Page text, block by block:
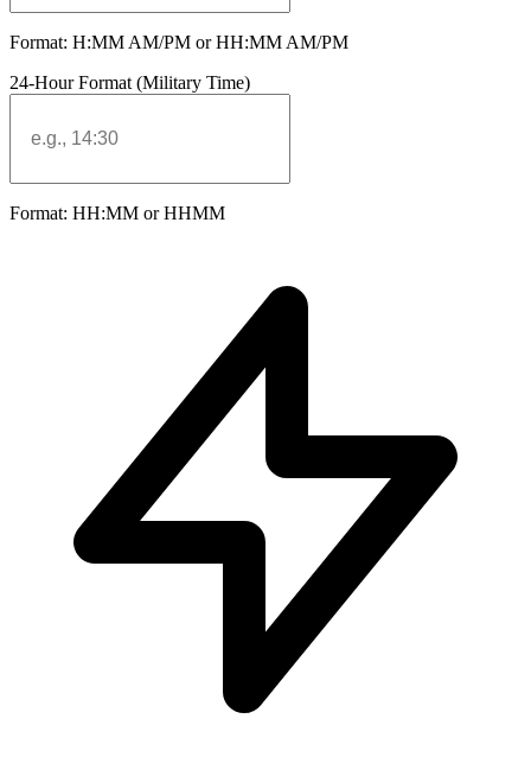
Format: H:MM AM/PM or HH:MM AM/PM
24-Hour Format (Military Time)
Format: HH:MM or HHMM